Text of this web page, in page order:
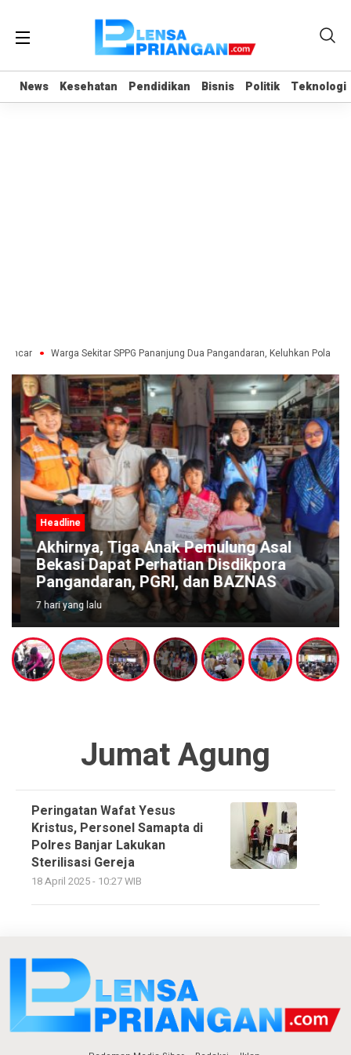
News Kesehatan Pendidikan Bisnis Politik Teknologi
News Kesehatan Pendidikan Bisnis Politik Teknologi
Warga Sekitar SPPG Pananjung Dua Pangandaran, Keluhkan Pola
Headline
Akhirnya, Tiga Anak Pemulung Asal
Bekasi Dapat Perhatian Disdikpora
Pangandaran, PGRI, dan BAZNAS
7 hari yang lalu
Jumat Agung
Peringatan Wafat Yesus
Kristus, Personel Samapta di
Polres Banjar Lakukan
Sterilisasi Gereja
18 April 2025 - 10:27 WIB